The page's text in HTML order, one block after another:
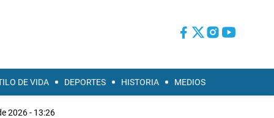
DE VIDA DEPORTES HISTORIA MEDIOS
2026 - 13:26